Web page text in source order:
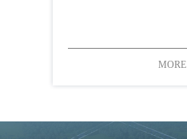
MORE